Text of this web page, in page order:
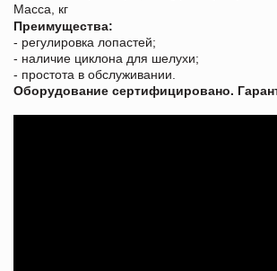
Масса, кг
Преимущества:
- регулировка лопастей;
- наличие циклона для шелухи;
- простота в обслуживании.
Оборудование сертифицировано.